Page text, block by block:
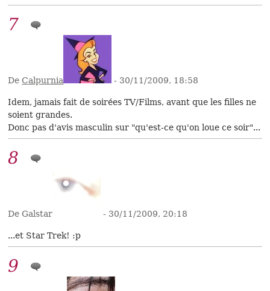
7
DeCalpurnia - 30/11/2009, 18:58
Idem, jamais fait de soirées TV/Films, avant que les filles ne
soient grandes.
Donc pas d'avis masculin sur "qu'est-ce qu'on loue ce soir"...
8
De Galstar - 30/11/2009, 20:18
...et Star Trek! :p
9